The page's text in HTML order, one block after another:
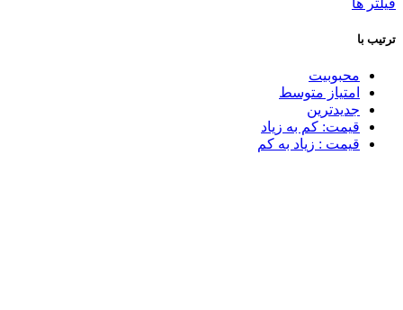
فیلتر ها
ترتیب با
محبوبیت
امتیاز متوسط
جدیدترین
قیمت: کم به زیاد
قیمت : زیاد به کم